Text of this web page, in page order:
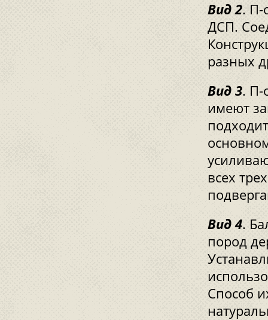
Вид 2. П-
ДСП.
разных
Вид 3. П-
имеют
всех
Вид 4.
пород
Способ